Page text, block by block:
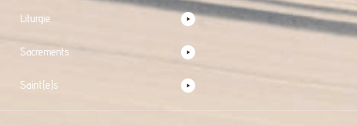
Liturgie
Sacrements
Saint(e)s